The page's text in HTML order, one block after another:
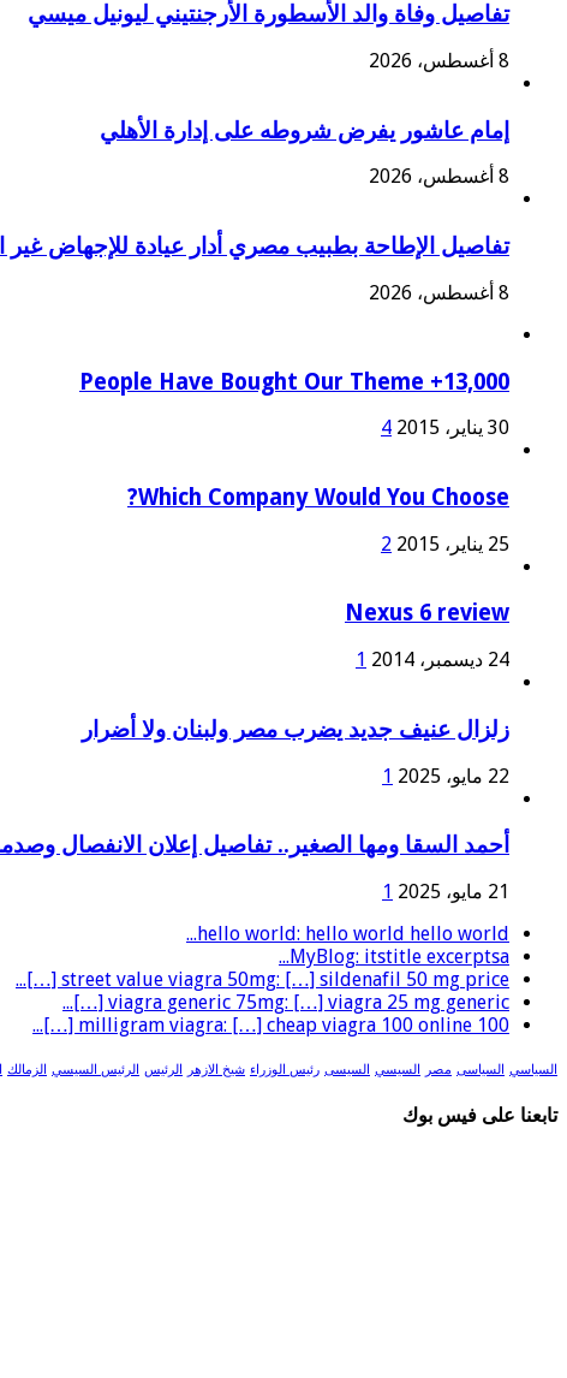
تفاصيل وفاة والد الأسطورة الأرجنتيني ليونيل ميسي
8 أغسطس، 2026
إمام عاشور يفرض شروطه على إدارة الأهلي
8 أغسطس، 2026
تفاصيل الإطاحة بطبيب مصري أدار عيادة للإجهاض غير
8 أغسطس، 2026
13,000+ People Have Bought Our Theme
30 يناير، 2015 4
Which Company Would You Choose?
25 يناير، 2015 2
Nexus 6 review
24 ديسمبر، 2014 1
زلزال عنيف جديد يضرب مصر ولبنان ولا أضرار
22 مايو، 2025 1
أحمد السقا ومها الصغير.. تفاصيل إعلان الانفصال
21 مايو، 2025
1
hello world: hello world hello world...
MyBlog: itstitle excerptsa...
street value viagra 50mg: […] sildenafil 50 mg price […]...
viagra generic 75mg: […] viagra 25 mg generic […]...
100 milligram viagra: […] cheap viagra 100 online […]...
السياسي السياسى مصر السيسي السيسى رئيس الوزراء شيخ الازهر الرئيس الرئيس السيسي الزمالك
تابعنا على فيس بوك